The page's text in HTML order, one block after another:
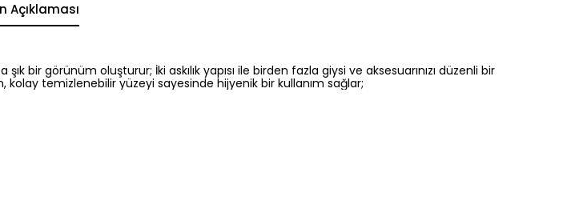
Açıklaması
bir görünüm oluşturur; İki askılık yapısı ile birden fazla giysi ve aksesuarınızı düzenli bir
kolay temizlenebilir yüzeyi sayesinde hijyenik bir kullanım sağlar;